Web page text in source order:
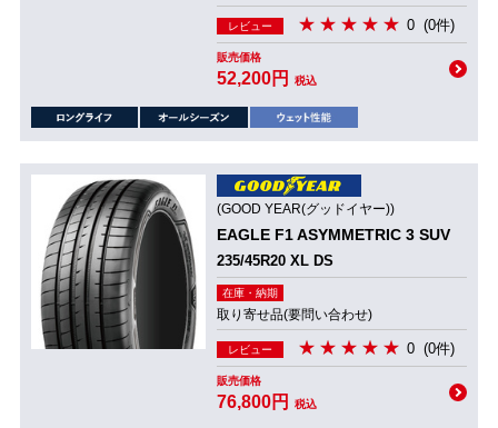
レビュー 0 (0件)
販売価格
52,200円 税込
(GOOD YEAR(グッドイヤー))
EAGLE F1 ASYMMETRIC 3 SUV
235/45R20 XL DS
在庫・納期
取り寄せ品(要問い合わせ)
レビュー 0 (0件)
販売価格
76,800円 税込